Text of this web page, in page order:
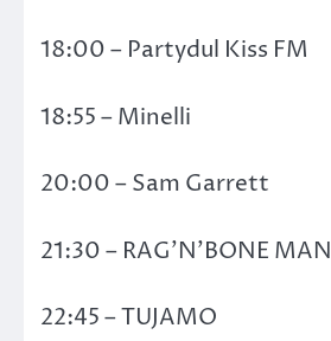
18:00 – Partydul Kiss FM
18:55 – Minelli
20:00 – Sam Garrett
21:30 – RAG’N’BONE MAN
22:45 – TUJAMO